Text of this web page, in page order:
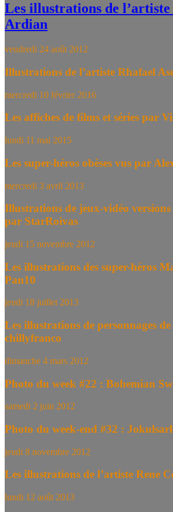
Les illustrations de l’artiste
Ardian
vendredi 24 août 2012
Illustrations de l’artiste Rhafael
mercredi 10 février 2016
Les affiches de films et séries par
lundi 11 mai 2015
Les super-héros obèses vus par
mercredi 3 avril 2013
Illustrations de jeux-vidéo
par StarRoivas
jeudi 15 novembre 2012
Les illustrations des super-héros
Pan10
jeudi 18 juillet 2013
Les illustrations de personnages de
chillyfranco
dimanche 4 mars 2012
Photo du week #22 : Bohemian
samedi 2 juin 2012
Photo du week-end #32 :
jeudi 8 novembre 2012
Les illustrations de l’artiste Rene
lundi 12 août 2013